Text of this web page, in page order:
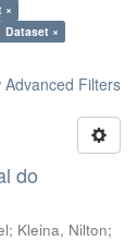
×
Dataset ×
Advanced Filters
do
; Kleina, Nilton;